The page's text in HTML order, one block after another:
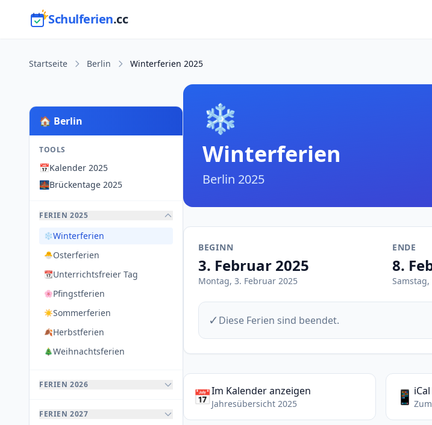
Schulferien.cc
Startseite Berlin Winterferien 2025
🏠 Berlin
TOOLS
📅Kalender 2025
🌉Brückentage 2025
FERIEN 2025
❄️Winterferien
🐣Osterferien
📆Unterrichtsfreier Tag
🌸Pfingstferien
☀️Sommerferien
🍂Herbstferien
🎄Weihnachtsferien
FERIEN 2026
FERIEN 2027
❄️
Winterferien
Berlin 2025
BEGINN
3. Februar 2025
Montag, 3. Februar 2025
ENDE
8.
✓ Diese Ferien sind beendet.
📅Im Kalender anzeigen
Jahresübersicht 2025 📱